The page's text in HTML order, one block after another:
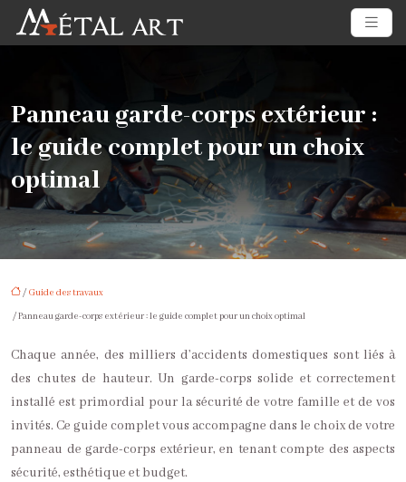
Panneau garde-corps extérieur :
le guide complet pour un choix
optimal
/ Guide des travaux
/ Panneau garde-corps extérieur : le guide complet pour un choix optimal
Chaque année, des milliers d’accidents domestiques sont liés à
des chutes de hauteur. Un garde-corps solide et correctement
installé est primordial pour la sécurité de votre famille et de vos
invités. Ce guide complet vous accompagne dans le choix de votre
panneau de garde-corps extérieur, en tenant compte des aspects
sécurité, esthétique et budget.